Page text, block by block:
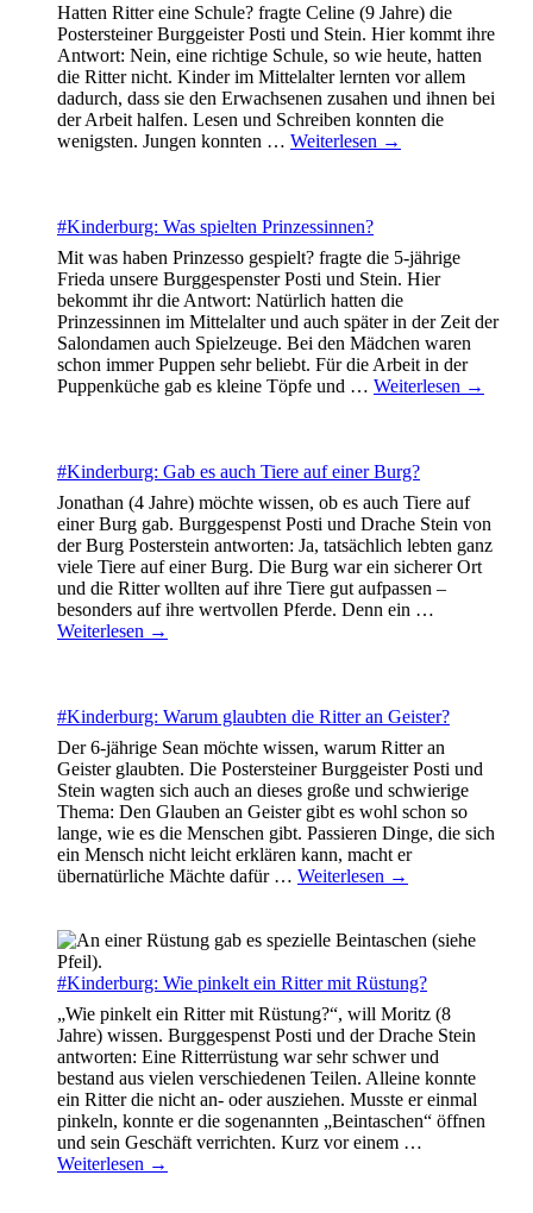
Hatten Ritter eine Schule? fragte Celine (9 Jahre) die
Postersteiner Burggeister Posti und Stein. Hier kommt ihre
Antwort: Nein, eine richtige Schule, so wie heute, hatten
die Ritter nicht. Kinder im Mittelalter lernten vor allem
dadurch, dass sie den Erwachsenen zusahen und ihnen bei
der Arbeit halfen. Lesen und Schreiben konnten die
wenigsten. Jungen konnten … Weiterlesen →
#Kinderburg: Was spielten Prinzessinnen?
Mit was haben Prinzesso gespielt? fragte die 5-jährige
Frieda unsere Burggespenster Posti und Stein. Hier
bekommt ihr die Antwort: Natürlich hatten die
Prinzessinnen im Mittelalter und auch später in der Zeit der
Salondamen auch Spielzeuge. Bei den Mädchen waren
schon immer Puppen sehr beliebt. Für die Arbeit in der
Puppenküche gab es kleine Töpfe und … Weiterlesen →
#Kinderburg: Gab es auch Tiere auf einer Burg?
Jonathan (4 Jahre) möchte wissen, ob es auch Tiere auf
einer Burg gab. Burggespenst Posti und Drache Stein von
der Burg Posterstein antworten: Ja, tatsächlich lebten ganz
viele Tiere auf einer Burg. Die Burg war ein sicherer Ort
und die Ritter wollten auf ihre Tiere gut aufpassen –
besonders auf ihre wertvollen Pferde. Denn ein …
Weiterlesen →
#Kinderburg: Warum glaubten die Ritter an Geister?
Der 6-jährige Sean möchte wissen, warum Ritter an
Geister glaubten. Die Postersteiner Burggeister Posti und
Stein wagten sich auch an dieses große und schwierige
Thema: Den Glauben an Geister gibt es wohl schon so
lange, wie es die Menschen gibt. Passieren Dinge, die sich
ein Mensch nicht leicht erklären kann, macht er
übernatürliche Mächte dafür … Weiterlesen →
#Kinderburg: Wie pinkelt ein Ritter mit Rüstung?
„Wie pinkelt ein Ritter mit Rüstung?“, will Moritz (8
Jahre) wissen. Burggespenst Posti und der Drache Stein
antworten: Eine Ritterrüstung war sehr schwer und
bestand aus vielen verschiedenen Teilen. Alleine konnte
ein Ritter die nicht an- oder ausziehen. Musste er einmal
pinkeln, konnte er die sogenannten „Beintaschen“ öffnen
und sein Geschäft verrichten. Kurz vor einem …
Weiterlesen →